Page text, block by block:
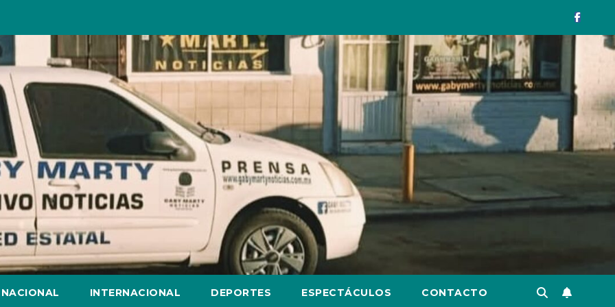
NACIONAL INTERNACIONAL DEPORTES ESPECTÁCULOS CONTACTO